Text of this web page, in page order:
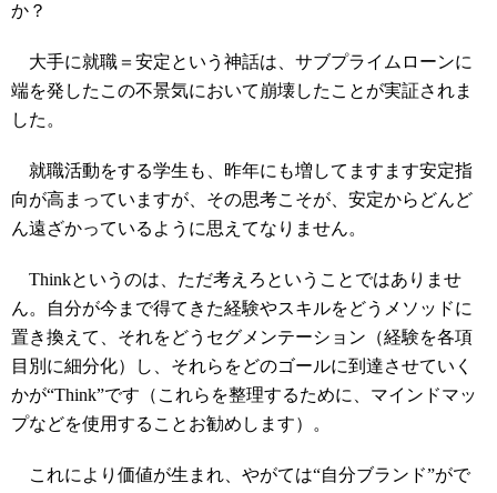
か？
大手に就職＝安定という神話は、サブプライムローンに
端を発したこの不景気において崩壊したことが実証されま
した。
就職活動をする学生も、昨年にも増してますます安定指
向が高まっていますが、その思考こそが、安定からどんど
ん遠ざかっているように思えてなりません。
Thinkというのは、ただ考えろということではありませ
ん。自分が今まで得てきた経験やスキルをどうメソッドに
置き換えて、それをどうセグメンテーション（経験を各項
目別に細分化）し、それらをどのゴールに到達させていく
かが“Think”です（これらを整理するために、マインドマッ
プなどを使用することお勧めします）。
これにより価値が生まれ、やがては“自分ブランド”がで